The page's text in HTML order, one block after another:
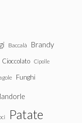
Baccalà Brandy
Cioccolato Cipolle
Funghi
Patate